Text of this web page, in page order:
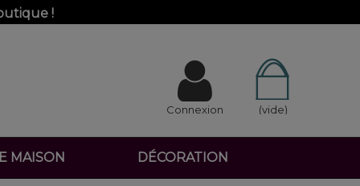
!
(vide)
Connexion
MAISON DÉCORATION